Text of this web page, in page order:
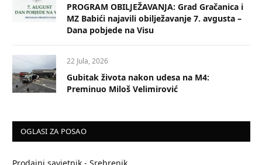
PROGRAM OBILJEŽAVANJA: Grad Gračanica i
MZ Babići najavili obilježavanje 7. avgusta –
Dana pobjede na Visu
22 Jula, 2026
Gubitak života nakon udesa na M4:
Preminuo Miloš Velimirović
OGLASI ZA POSAO
Prodajni savjetnik - Srebrenik